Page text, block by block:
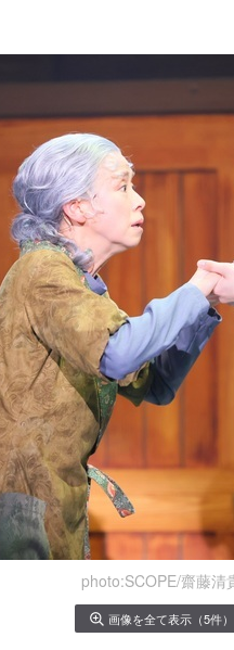
photo:SCOPE/齋藤清
画像を全て表示（5件）